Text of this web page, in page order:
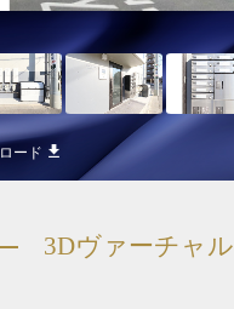
ード
3Dヴァーチャル